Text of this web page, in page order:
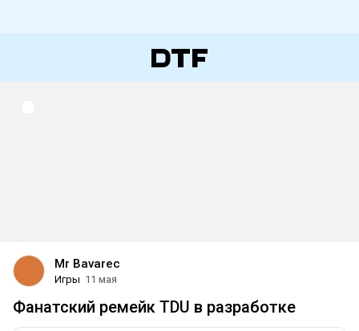
Mr Bavarec
Игры 11 мая
Фанатский ремейк TDU в разработке